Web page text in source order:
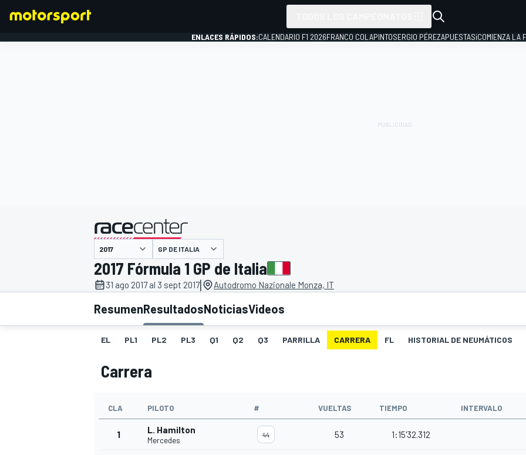
INDYCAR
ENLACES RÁPIDOS:CALENDARIO F1 2026FRANCO COLAPINTOSERGIO PÉREZAPUESTAS¡COMIENZA LA
presentado por
GP DE ITALIA
2017 Fórmula 1 GP de Italia
31 ago 2017 al 3 sept 2017| Autodromo Nazionale Monza, IT
ResumenResultadosNoticiasVideos
EL PL1 PL2 PL3 Q1 Q2 Q3 PARRILLA CARRERA FL HISTORIAL DE NEUMÁTICOS
Carrera
CLA PILOTO # VUELTAS TIEMPO INTERVALO
1 L. Hamilton
Mercedes
44 53 1:15'32.312